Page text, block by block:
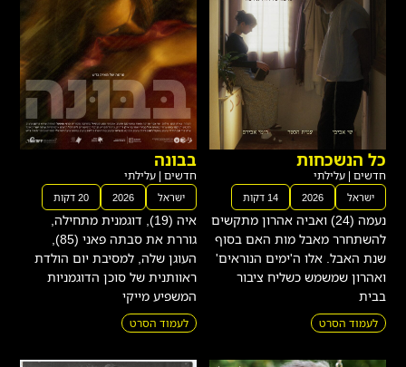
כל הנשכחות
חדשים |עלילתי
ישראל 2026 14 דקות
נעמה (24) ואביה אהרון מתקשים
להשתחרר מאבל מות האם בסוף
שנת האבל. אלו ה'ימים הנוראים'
ואהרון שמשמש כשליח ציבור
בבית
לעמוד הסרט
בבונה
חדשים | עלילתי
ישראל 2026 20 דקות
איה (19), דוגמנית מתחילה,
גוררת את סבתה פאני (85),
העוגן שלה, למסיבת יום הולדת
ראוותנית של סוכן הדוגמניות
המשפיע מייקי
לעמוד הסרט